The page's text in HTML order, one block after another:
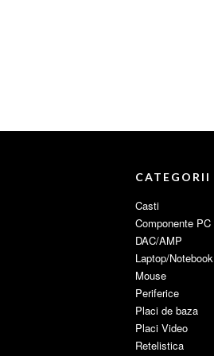
CATEGORII
Casti
Componente PC
DAC/AMP
Laptop/Notebook
Mouse
Periferice
Placi de baza
Placi Video
Retelistica